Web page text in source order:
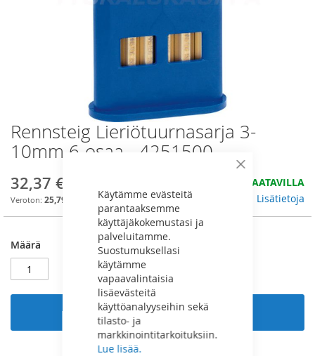
Sulje
Käytämme evästeitä
parantaaksemme
käyttäjäkokemustasi ja
palveluitamme.
Suostumuksellasi
käytämme
vapaavalintaisia
lisäevästeitä
käyttöanalyyseihin sekä
tilasto- ja
markkinointitarkoituksiin.
Lue lisää.
Skip
to
the
of
the
Rennsteig Lieriötuurnasarja 3-
10mm 6-osaa - 4251500
32,37 €
25,79 €
HYVIN SAATAVILLA
Lisätietoja
Määrä
Lisää ostoskoriin